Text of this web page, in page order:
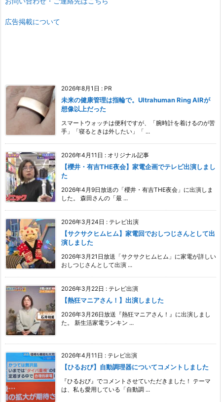
広告掲載について
2026年8月1日 : PR
未来の健康管理は指輪で。Ultrahuman Ring AIRが
想像以上だった
スマートウォッチは便利ですが、「腕時計を着けるのが苦
手」「寝るときは外したい」「 ...
2026年4月11日 : オリジナル記事
【櫻井・有吉THE夜会】家電企画でテレビ出演しまし
た
2026年4月9日放送の「櫻井・有吉THE夜会」に出演しま
した。 森田さんの「最 ...
2026年3月24日 : テレビ出演
【サクサクヒムヒム】家電回でおしつじさんとして出
演しました
2026年3月21日放送「サクサクヒムヒム」に家電が詳しい
おしつじさんとして出演 ...
2026年3月22日 : テレビ出演
【熱狂マニアさん！】出演しました
2026年3月26日放送『熱狂マニアさん！』に出演しまし
た。 新生活家電ランキン ...
2026年4月11日 : テレビ出演
【ひるおび】自動調理器についてコメントしました
『ひるおび』でコメントさせていただきました！ テーマ
は、私も愛用している「自動調 ...